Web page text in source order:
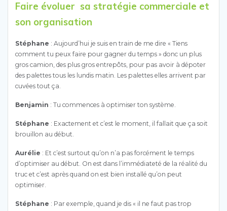
Faire évoluer sa stratégie commerciale et
son organisation
Stéphane : Aujourd’hui je suis en train de me dire « Tiens
comment tu peux faire pour gagner du temps » donc un plus
gros camion, des plus gros entrepôts, pour pas avoir à dépoter
des palettes tous les lundis matin. Les palettes elles arrivent par
cuvées tout ça.
Benjamin : Tu commences à optimiser ton système.
Stéphane : Exactement et c’est le moment, il fallait que ça soit
brouillon au début.
Aurélie : Et c’est surtout qu’on n’a pas forcément le temps
d’optimiser au début. On est dans l’immédiateté de la réalité du
truc et c’est après quand on est bien installé qu’on peut
optimiser.
Stéphane : Par exemple, quand je dis « il ne faut pas trop